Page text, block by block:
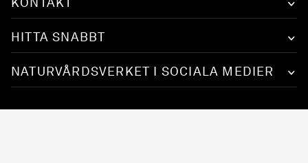
KONTAKT
HITTA SNABBT
NATURVÅRDSVERKET I SOCIALA MEDIER